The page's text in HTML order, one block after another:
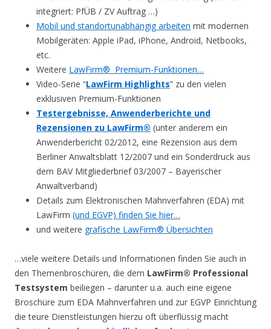
integriert: PfÜB / ZV Auftrag …)
Mobil und standortunabhängig arbeiten mit modernen
Mobilgeräten: Apple iPad, iPhone, Android, Netbooks,
etc.
Weitere LawFirm® Premium-Funktionen…
Video-Serie “LawFirm Highlights” zu den vielen
exklusiven Premium-Funktionen
Testergebnisse, Anwenderberichte und
Rezensionen zu LawFirm® (unter anderem ein
Anwenderbericht 02/2012, eine Rezension aus dem
Berliner Anwaltsblatt 12/2007 und ein Sonderdruck aus
dem BAV Mitgliederbrief 03/2007 – Bayerischer
Anwaltverband)
Details zum Elektronischen Mahnverfahren (EDA) mit
LawFirm (und EGVP) finden Sie hier…
und weitere grafische LawFirm® Übersichten
…viele weitere Details und Informationen finden Sie auch in
den Themenbroschüren, die dem LawFirm® Professional
Testsystem beiliegen – darunter u.a. auch eine eigene
Broschüre zum EDA Mahnverfahren und zur EGVP Einrichtung
die teure Dienstleistungen hierzu oft überflüssig macht